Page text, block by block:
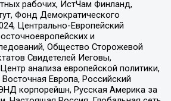
рабочих, ИстЧам Финланд,
Фонд Демократического
Центрально-Европейский
и
Общество Сторожевой
Свидетелей Иеговы,
анализа европейской политики,
Европа, Российский
корпорейшн, Русская Америка за